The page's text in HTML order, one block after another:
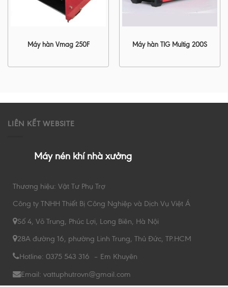
Máy hàn Vmag 250F Máy hàn TIG Multig 200S
LIÊN KẾT WEBSITE
Máy nén khí nhà xưởng
Thương hiệu: Vật Tư Phụ Trợ
Công ty TNHH Thiết Bị Công Nghiệp và Dịch Vụ Việt Á
Số 4, Võ Trung, Phúc Lợi, Long Biên, Hà Nội
28A đường 16, phường Linh Trung, Thủ Đức, TP.HCM
Hotline: 0375 543 316 – Em Khuyên
Email: vattuphutrovn@gmail.com